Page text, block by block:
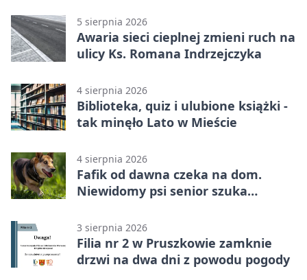
5 sierpnia 2026
Awaria sieci cieplnej zmieni ruch na
ulicy Ks. Romana Indrzejczyka
4 sierpnia 2026
Biblioteka, quiz i ulubione książki -
tak minęło Lato w Mieście
4 sierpnia 2026
Fafik od dawna czeka na dom.
Niewidomy psi senior szuka
3 sierpnia 2026
Filia nr 2 w Pruszkowie zamknie
drzwi na dwa dni z powodu pogody